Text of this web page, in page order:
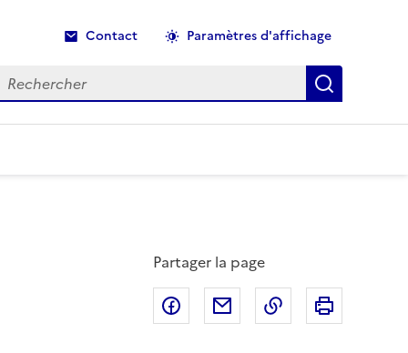
Contact Paramètres d'affichage
Recherche
Partager la page
Partager sur Facebook
Partager par email
Copier dans le